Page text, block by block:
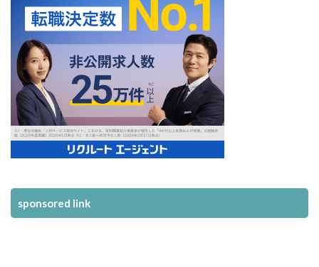
sponsored link